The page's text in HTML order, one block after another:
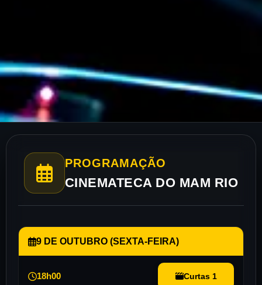
PROGRAMAÇÃO
CINEMATECA DO MAM RIO
9 DE OUTUBRO (SEXTA-FEIRA)
18h00 Curtas 1